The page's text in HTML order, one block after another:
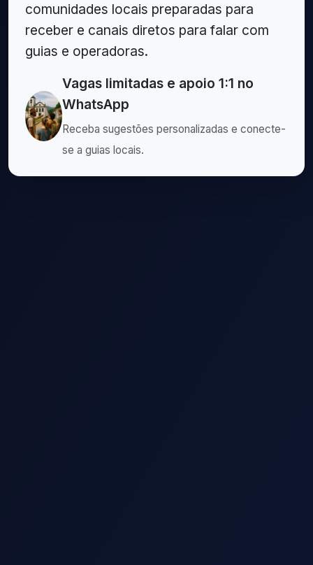
comunidades locais preparadas para
receber e canais diretos para falar com
guias e operadoras.
Vagas limitadas e apoio 1:1 no
WhatsApp
Receba sugestões personalizadas e conecte-
se a guias locais.